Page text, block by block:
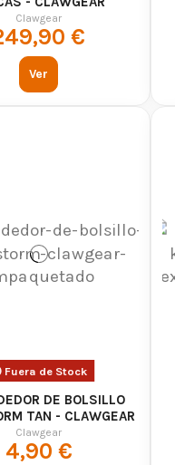
Clawgear
€
Ver
Fuera de Stock
DE BOLSILLO
TAN - CLAWGEAR
Clawgear
4,90 €